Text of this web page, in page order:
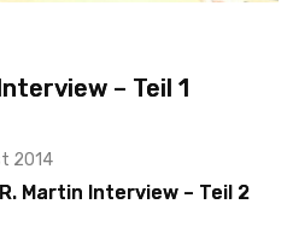
– Teil 1
2014
Martin Interview – Teil 2